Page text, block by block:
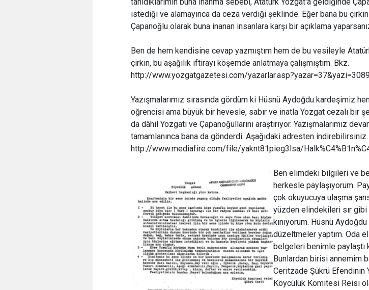
istediği ve alamayınca da ceza verdiği şeklinde. Eğer bana bu
Çapanoğlu olarak buna inanan insanlara karşı bir açıklama
Ben de hem kendisine cevap yazmıştım hem de bu vesileyle
çirkin, bu aşağılık iftirayı köşemde anlatmaya çalışmıştım. Bkz.
http://www.yozgatgazetesi.com/
Yazışmalarımız sırasında gördüm ki Hüsnü Aydoğdu kardeşimiz
öğrencisi ama büyük bir hevesle, sabır ve inatla Yozgat cezalı bir
da dâhil Yozgatı ve Çapanoğullarını araştırıyor. Yazışmalarımız
tamamlanınca bana da gönderdi. Aşağıdaki adresten indirebilirsiniz.
http://www.mediafire.com/file/yaknt81pieg3lsa/
Ben elimdeki bilgileri ve
herkesle paylaşıyorum.
çok okuyucuya ulaşma
yüzden elindekileri sır gibi
kınıyorum. Hüsnü
düzeltmeler yaptım. Oda
belgeleri benimle paylaştı
Bunlardan birisi annemim
Ceritzade Şükrü Efendinin
Köycülük Komitesi Reisi